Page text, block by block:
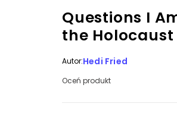
Questions I
the Holocaust
Autor:Hedi Fried
Oceń produkt